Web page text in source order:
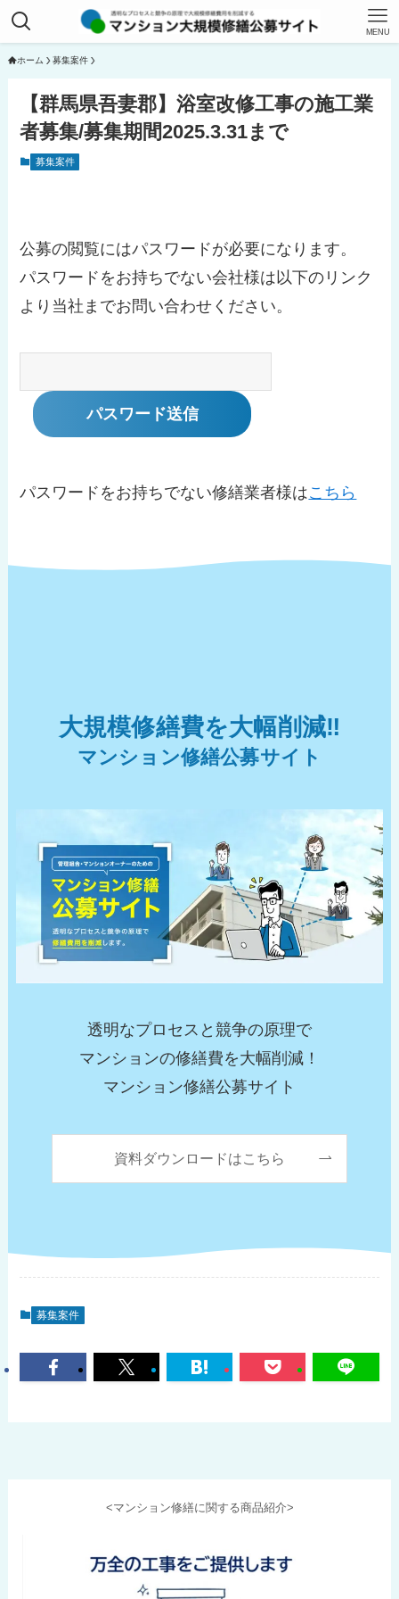
MENU
ホーム 募集案件
【群馬県吾妻郡】浴室改修工事の施工業
者募集/募集期間2025.3.31まで
募集案件
公募の閲覧にはパスワードが必要になります。
パスワードをお持ちでない会社様は以下のリンク
より当社までお問い合わせください。
パスワードをお持ちでない修繕業者様はこちら
大規模修繕費を大幅削減‼︎
マンション修繕公募サイト
透明なプロセスと競争の原理で
マンションの修繕費を大幅削減！
マンション修繕公募サイト
資料ダウンロードはこちら
募集案件
<マンション修繕に関する商品紹介>